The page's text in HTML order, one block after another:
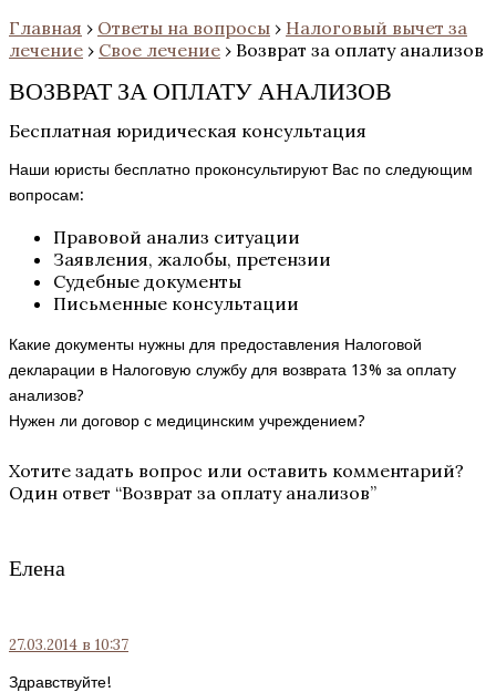
Главная › Ответы на вопросы › Налоговый вычет за
лечение › Свое лечение › Возврат за оплату анализов
ВОЗВРАТ ЗА ОПЛАТУ АНАЛИЗОВ
Бесплатная юридическая консультация
Наши юристы бесплатно проконсультируют Вас по следующим
вопросам:
Правовой анализ ситуации
Заявления, жалобы, претензии
Судебные документы
Письменные консультации
Какие документы нужны для предоставления Налоговой
декларации в Налоговую службу для возврата 13% за оплату
анализов?
Нужен ли договор с медицинским учреждением?
Хотите задать вопрос или оставить комментарий?
Один ответ “Возврат за оплату анализов”
Елена
27.03.2014 в 10:37
Здравствуйте!